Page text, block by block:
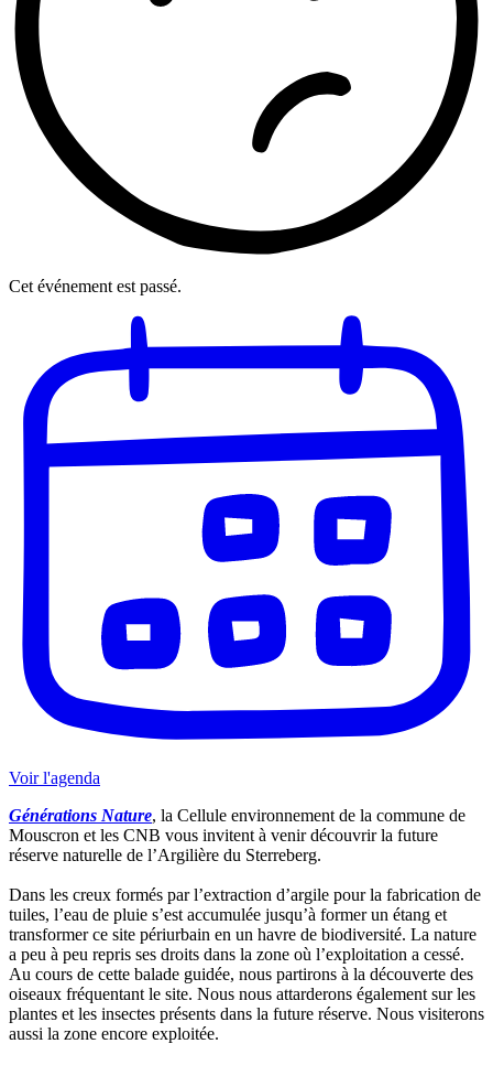
Cet événement est passé.
Voir l'agenda
Générations Nature, la Cellule environnement de la commune de
Mouscron et les CNB vous invitent à venir découvrir la future
réserve naturelle de l’Argilière du Sterreberg.
Dans les creux formés par l’extraction d’argile pour la fabrication de
tuiles, l’eau de pluie s’est accumulée jusqu’à former un étang et
transformer ce site périurbain en un havre de biodiversité. La nature
a peu à peu repris ses droits dans la zone où l’exploitation a cessé.
Au cours de cette balade guidée, nous partirons à la découverte des
oiseaux fréquentant le site. Nous nous attarderons également sur les
plantes et les insectes présents dans la future réserve. Nous visiterons
aussi la zone encore exploitée.